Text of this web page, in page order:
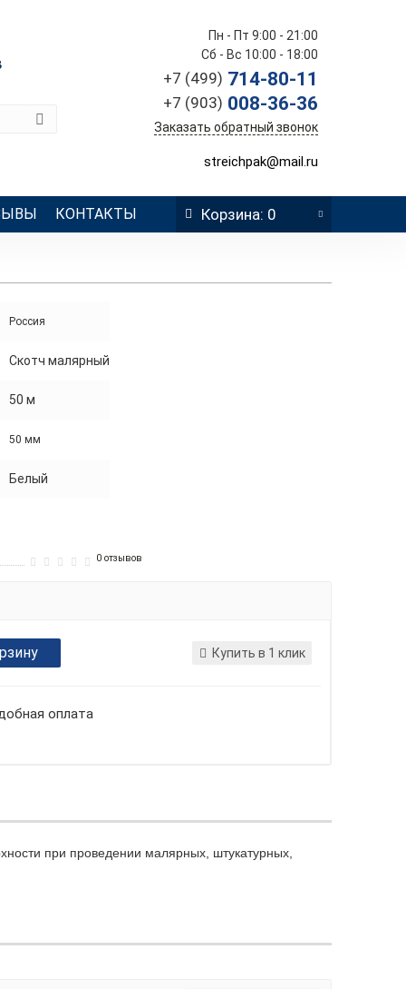
Пн - Пт 9:00 - 21:00
Сб - Вс 10:00 - 18:00
+7 (499) 714-80-11
+7 (903) 008-36-36
Заказать обратный звонок
streichpak@mail.ru
КОНТАКТЫ Корзина: 0
Россия
Скотч малярный
50 м
50 мм
Белый
0 отзывов
Купить в 1 клик
оплата
при проведении малярных, штукатурных,